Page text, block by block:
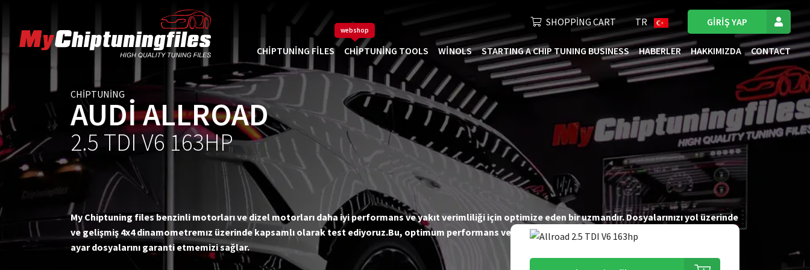
SHOPPING CART TR GIRIŞ YAP
CHIPTUNING FILES CHIPTUNING TOOLS
webshop
WINOLS STARTING A CHIP TUNING BUSINESS HABERLER HAKKIMIZDA CONTACT
CHIPTUNING
AUDI ALLROAD
2.5 TDI V6 163HP
My Chiptuning files benzinli motorları ve dizel motorları daha iyi performans ve yakıt verimliliği için optimize eden bir uzmandır. Dosyalarınızı yol üzerinde
ve gelişmiş 4x4 dinamometremız üzerinde kapsamlı olarak test ediyoruz.Bu, optimum performans ve yakıt tasarrufu karışımlarıyla yüksek kaliteli ECU
ayar dosyalarını garanti etmemizi sağlar.